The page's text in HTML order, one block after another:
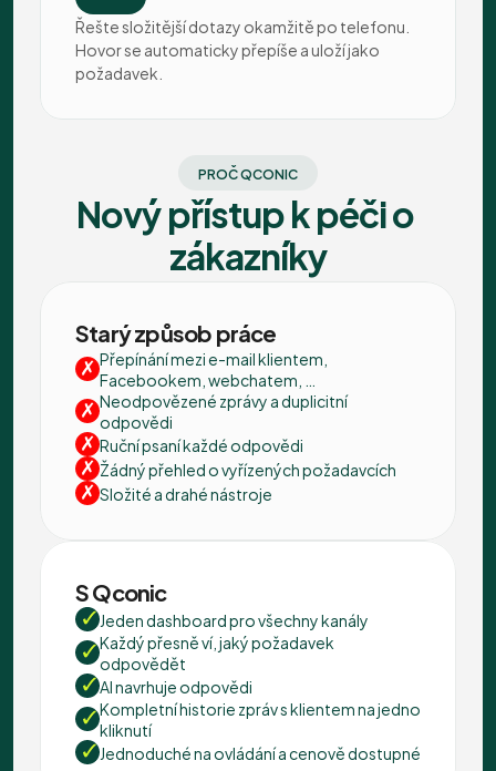
Řešte složitější dotazy okamžitě po telefonu.
Hovor se automaticky přepíše a uloží jako
požadavek.
PROČ QCONIC
Nový přístup k péči o
zákazníky
Starý způsob práce
Přepínání mezi e-mail klientem,
Facebookem, webchatem, …
Neodpovězené zprávy a duplicitní
odpovědi
Ruční psaní každé odpovědi
Žádný přehled o vyřízených požadavcích
Složité a drahé nástroje
S Qconic
Jeden dashboard pro všechny kanály
Každý přesně ví, jaký požadavek
odpovědět
AI navrhuje odpovědi
Kompletní historie zpráv s klientem na jedno
kliknutí
Jednoduché na ovládání a cenově dostupné